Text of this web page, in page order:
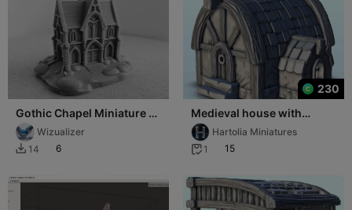
Gothic Chapel Miniature –
Medieval Building 004
Wizualizer
 14 6
230
Medieval house with
rounded roof and chimney
6 - miniatures
Hartolia Miniatures
 1 15